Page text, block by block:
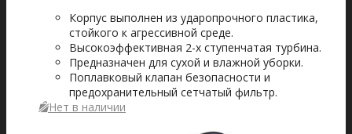
Корпус выполнен из ударопрочного пластика,
стойкого к агрессивной среде.
Высокоэффективная 2-х ступенчатая турбина.
Предназначен для сухой и влажной уборки.
Поплавковый клапан безопасности и
предохранительный сетчатый фильтр.
Нет в наличии